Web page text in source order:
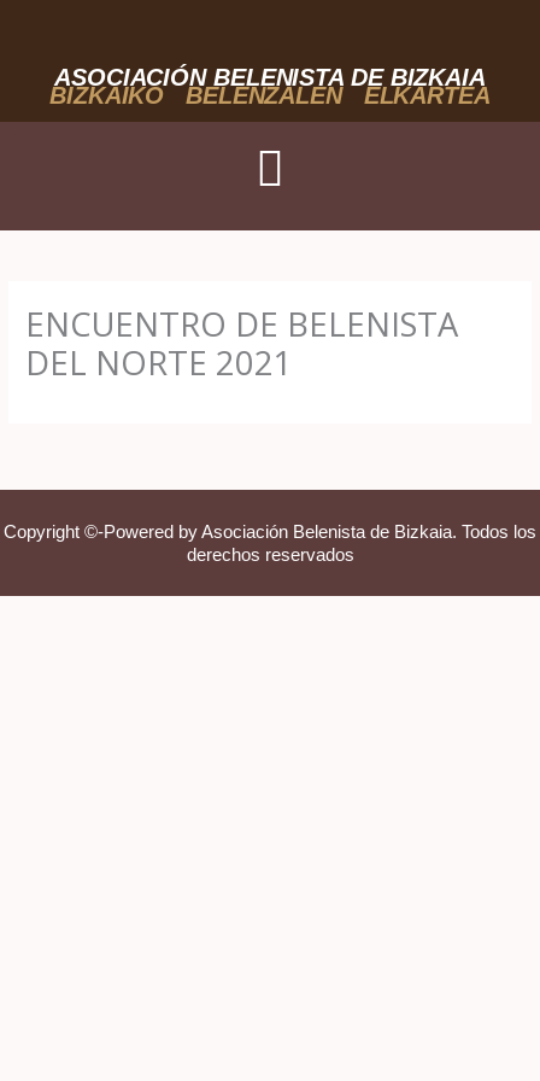
contenidoASOCIACIÓN BELENISTA DE BIZKAIA
BIZKAIKO BELENZALEN ELKARTEA
ENCUENTRO DE BELENISTA
DEL NORTE 2021
Copyright ©-Powered by Asociación Belenista de Bizkaia. Todos los
derechos reservados